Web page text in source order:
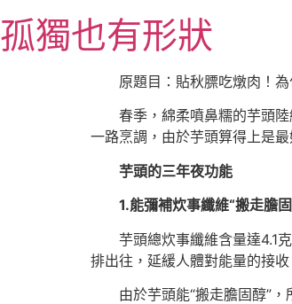
至
主
孤獨也有形狀
原題目：貼秋膘吃燉肉！為
春季，綿柔噴鼻糯的芋頭
一路烹調，由於芋頭算得上是最
芋頭的三年夜功能
1.能彌補炊事纖維“搬走膽
芋頭總炊事纖維含量達4.1
排出往，延緩人體對能量的接
由於芋頭能“搬走膽固醇”